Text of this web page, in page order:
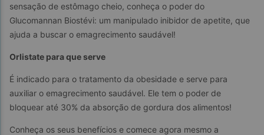
sensação de estômago cheio, conheça o poder do
Glucomannan Biostévi: um manipulado inibidor de apetite, que
ajuda a buscar o emagrecimento saudável!
Orlistate para que serve
É indicado para o tratamento da obesidade e serve para
auxiliar o emagrecimento saudável. Ele tem o poder de
bloquear até 30% da absorção de gordura dos alimentos!
Conheça os seus benefícios e comece agora mesmo a